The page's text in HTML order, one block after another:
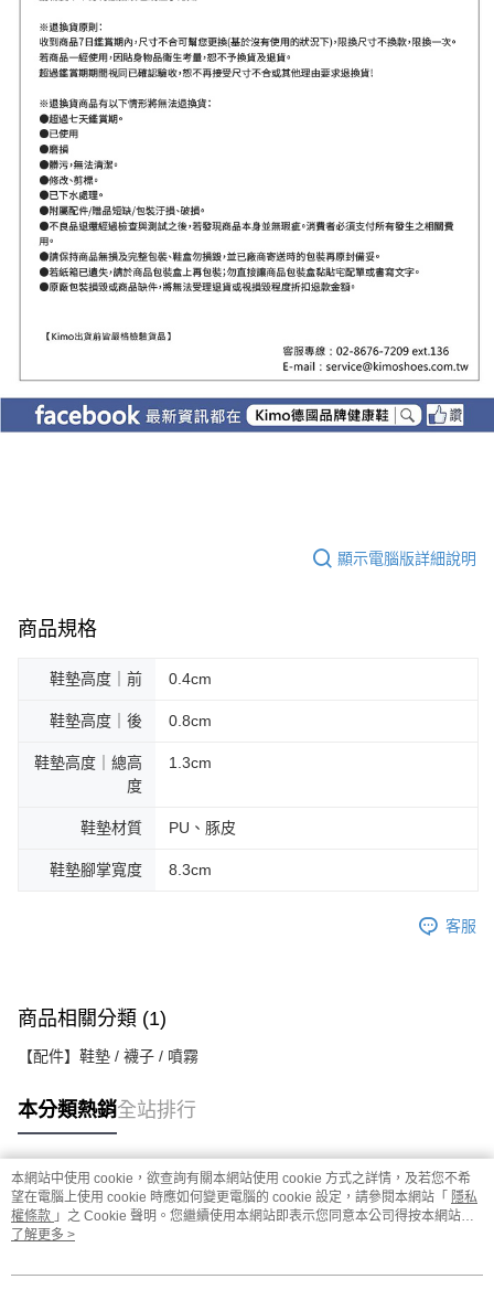
顯示電腦版詳細說明
商品規格
鞋墊高度｜前 0.4cm
鞋墊高度｜後 0.8cm
鞋墊高度｜總高
度
1.3cm
鞋墊材質 PU、豚皮
鞋墊腳掌寬度 8.3cm
客服
商品相關分類 (1)
【配件】鞋墊 / 襪子 / 噴霧
本分類熱銷全站排行
熱門標籤
本網站中使用 cookie，欲查詢有關本網站使用 cookie 方式之詳情，及若您不希
望在電腦上使用 cookie 時應如何變更電腦的 cookie 設定，請參閱本網站「 隱私
權條款 」之 Cookie 聲明。您繼續使用本網站即表示您同意本公司得按本網站使
用條款之 Cookie 聲明使用 cookie。
了解更多 >